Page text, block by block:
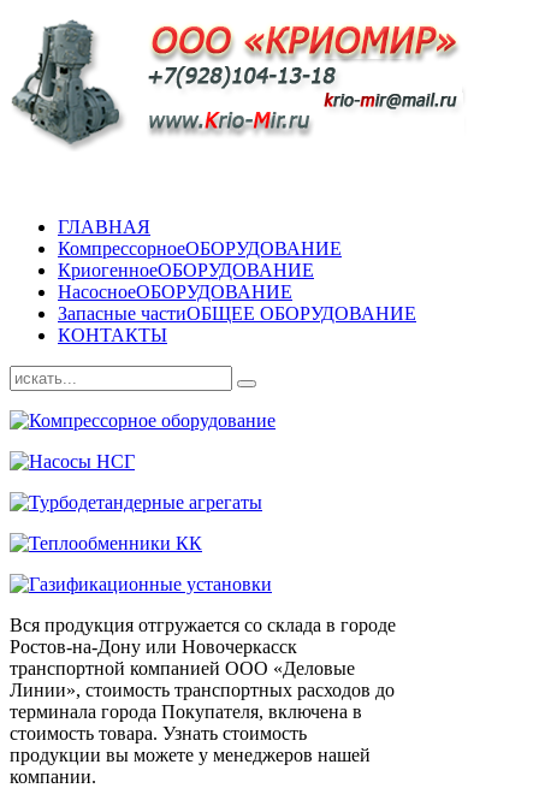
ГЛАВНАЯ
КомпрессорноеОБОРУДОВАНИЕ
КриогенноеОБОРУДОВАНИЕ
НасосноеОБОРУДОВАНИЕ
Запасные частиОБЩЕЕ ОБОРУДОВАНИЕ
КОНТАКТЫ
Вся продукция отгружается со склада в городе
Ростов-на-Дону или Новочеркасск
транспортной компанией ООО «Деловые
Линии», стоимость транспортных расходов до
терминала города Покупателя, включена в
стоимость товара. Узнать стоимость
продукции вы можете у менеджеров нашей
компании.